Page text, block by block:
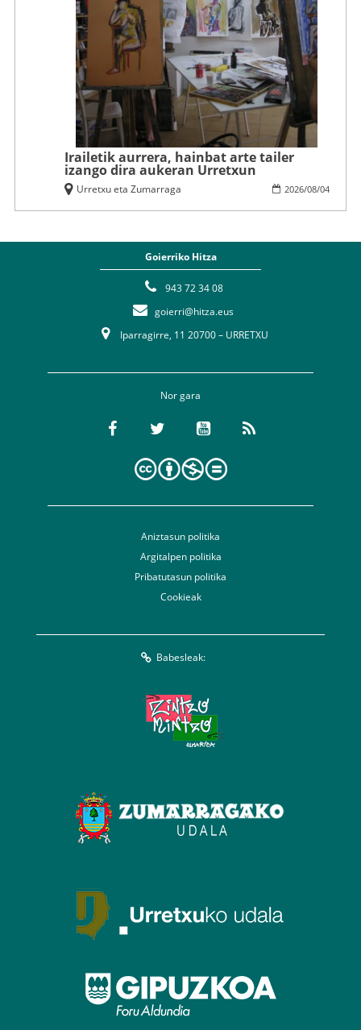
Irailetik aurrera, hainbat arte tailer
izango dira aukeran Urretxun
2026/08/04
Urretxu eta Zumarraga
Goierriko Hitza
943 72 34 08
goierri@hitza.eus
Iparragirre, 11 20700 – URRETXU
Nor gara
Aniztasun politika
Argitalpen politika
Pribatutasun politika
Cookieak
Babesleak: